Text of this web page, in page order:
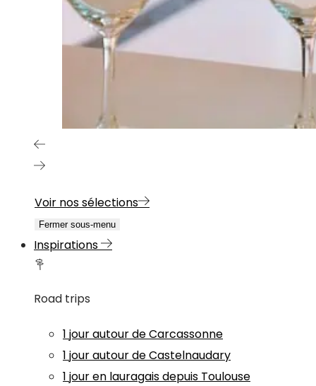
Voir nos sélections
Fermer sous-menu
Inspirations
Road trips
1 jour autour de Carcassonne
1 jour autour de Castelnaudary
1 jour en lauragais depuis Toulouse